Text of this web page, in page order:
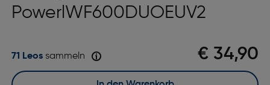
PowerlWF600DUOEUV2
€ 34,90
71 Leossammeln